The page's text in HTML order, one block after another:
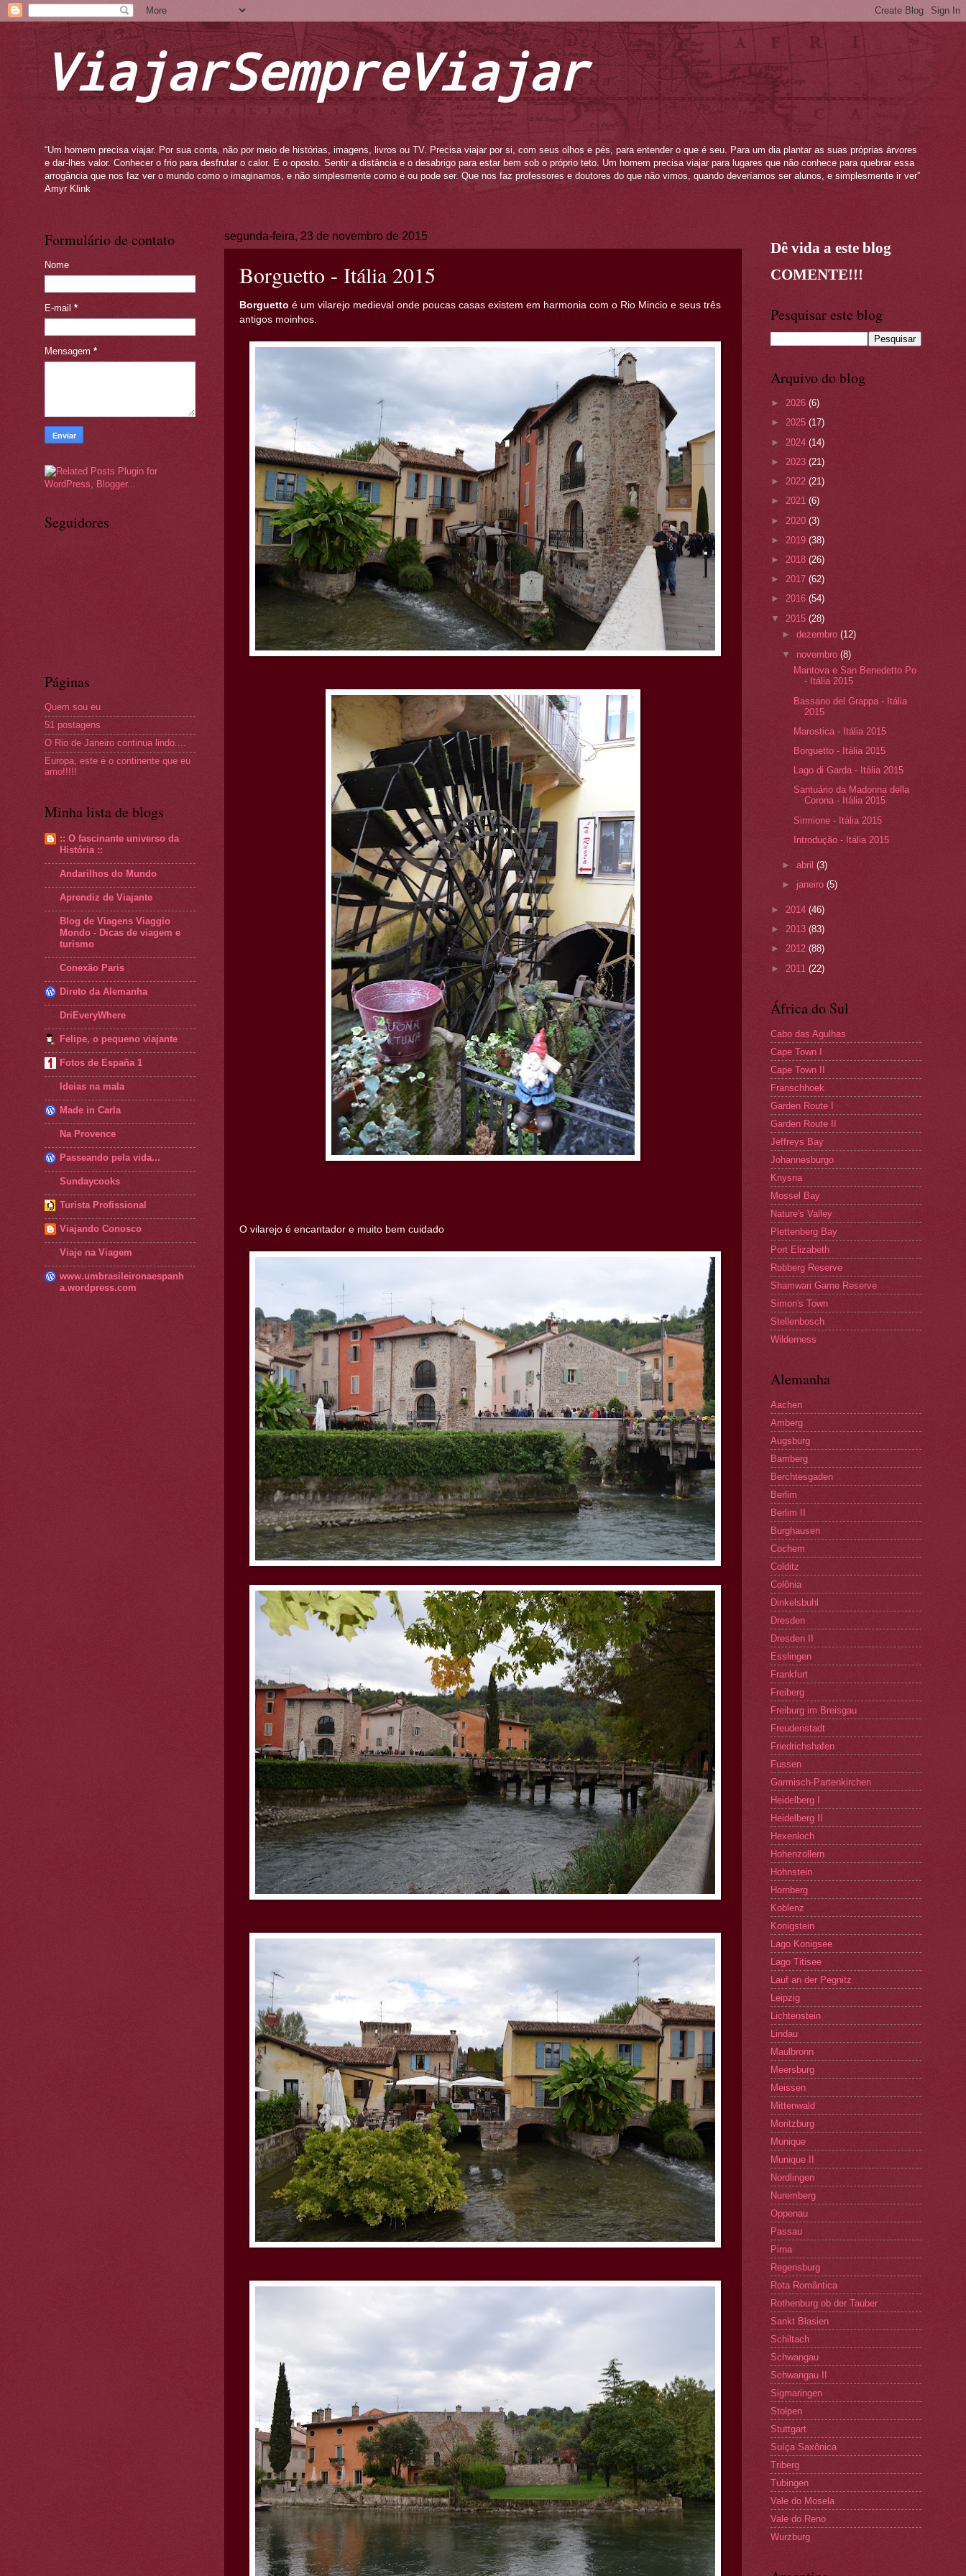
ViajarSempreViajar
“Um homem precisa viajar. Por sua conta, não por meio de histórias, imagens, livros ou TV. Precisa viajar por si, com seus olhos e pés, para entender o que é seu. Para um dia plantar as suas próprias árvores
e dar-lhes valor. Conhecer o frio para desfrutar o calor. E o oposto. Sentir a distância e o desabrigo para estar bem sob o próprio teto. Um homem precisa viajar para lugares que não conhece para quebrar essa
arrogância que nos faz ver o mundo como o imaginamos, e não simplesmente como é ou pode ser. Que nos faz professores e doutores do que não vimos, quando deveríamos ser alunos, e simplesmente ir ver”
Amyr Klink
segunda-feira, 23 de novembro de 2015
Borguetto - Itália 2015
Borguetto é um vilarejo medieval onde poucas casas existem em harmonia com o Rio Mincio e seus três
antigos moinhos.
O vilarejo é encantador e muito bem cuidado
Formulário de contato
Nome
E-mail *
Mensagem *
Seguidores
Páginas
Quem sou eu
51 postagens
O Rio de Janeiro continua lindo....
Europa, este é o continente que eu
amo!!!!!
Minha lista de blogs
:: O fascinante universo da
História ::
Andarilhos do Mundo
Aprendiz de Viajante
Blog de Viagens Viaggio
Mondo - Dicas de viagem e
turismo
Conexão Paris
Direto da Alemanha
DriEveryWhere
Felipe, o pequeno viajante
Fotos de España 1
Ideias na mala
Made in Carla
Na Provence
Passeando pela vida...
Sundaycooks
Turista Profissional
Viajando Conosco
Viaje na Viagem
www.umbrasileironaespanh
a.wordpress.com
Dê vida a este blog
COMENTE!!!
Pesquisar este blog
Arquivo do blog
► 2026 (6)
► 2025 (17)
► 2024 (14)
► 2023 (21)
► 2022 (21)
► 2021 (6)
► 2020 (3)
► 2019 (38)
► 2018 (26)
► 2017 (62)
► 2016 (54)
▼ 2015 (28)
►dezembro(12)
▼ novembro(8)
Mantova e San Benedetto Po
- Itália 2015
Bassano del Grappa - Itália
2015
Marostica - Itália 2015
Borguetto - Itália 2015
Lago di Garda - Itália 2015
Santuário da Madonna della
Corona - Itália 2015
Sirmione - Itália 2015
Introdução - Itália 2015
►abril(3)
► janeiro(5)
► 2014 (46)
► 2013 (83)
► 2012 (88)
► 2011 (22)
África do Sul
Cabo das Agulhas
Cape Town I
Cape Town II
Franschhoek
Garden Route I
Garden Route II
Jeffreys Bay
Johannesburgo
Knysna
Mossel Bay
Nature's Valley
Plettenberg Bay
Port Elizabeth
Robberg Reserve
Shamwari Game Reserve
Simon's Town
Stellenbosch
Wilderness
Alemanha
Aachen
Amberg
Augsburg
Bamberg
Berchtesgaden
Berlim
Berlim II
Burghausen
Cochem
Colditz
Colônia
Dinkelsbuhl
Dresden
Dresden II
Esslingen
Frankfurt
Freiberg
Freiburg im Breisgau
Freudenstadt
Friedrichshafen
Fussen
Garmisch-Partenkirchen
Heidelberg I
Heidelberg II
Hexenloch
Hohenzollern
Hohnstein
Hornberg
Koblenz
Konigstein
Lago Konigsee
Lago Titisee
Lauf an der Pegnitz
Leipzig
Lichtenstein
Lindau
Maulbronn
Meersburg
Meissen
Mittenwald
Moritzburg
Munique
Munique II
Nordlingen
Nuremberg
Oppenau
Passau
Pirna
Regensburg
Rota Romântica
Rothenburg ob der Tauber
Sankt Blasien
Schiltach
Schwangau
Schwangau II
Sigmaringen
Stolpen
Stuttgart
Suíça Saxônica
Triberg
Tubingen
Vale do Mosela
Vale do Reno
Wurzburg